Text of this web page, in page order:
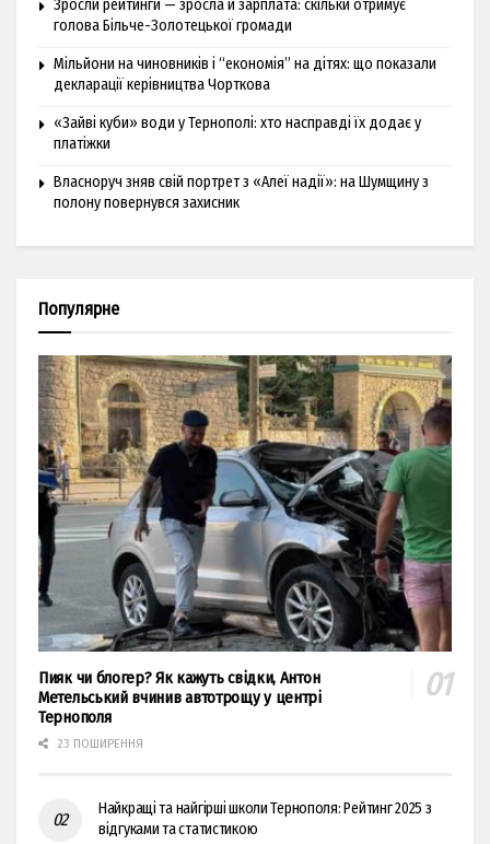
Зросли рейтинги — зросла й зарплата: скільки отримує
голова Більче-Золотецької громади
Мільйони на чиновників і “економія” на дітях: що показали
декларації керівництва Чорткова
«Зайві куби» води у Тернополі: хто насправді їх додає у
платіжки
Власноруч зняв свій портрет з «Алеї надії»: на Шумщину з
полону повернувся захисник
Популярне
Пияк чи блогер? Як кажуть свідки, Антон
Метельський вчинив автотрощу у центрі
Тернополя
23 ПОШИРЕННЯ
Найкращі та найгірші школи Тернополя: Рейтинг 2025 з
відгуками та статистикою